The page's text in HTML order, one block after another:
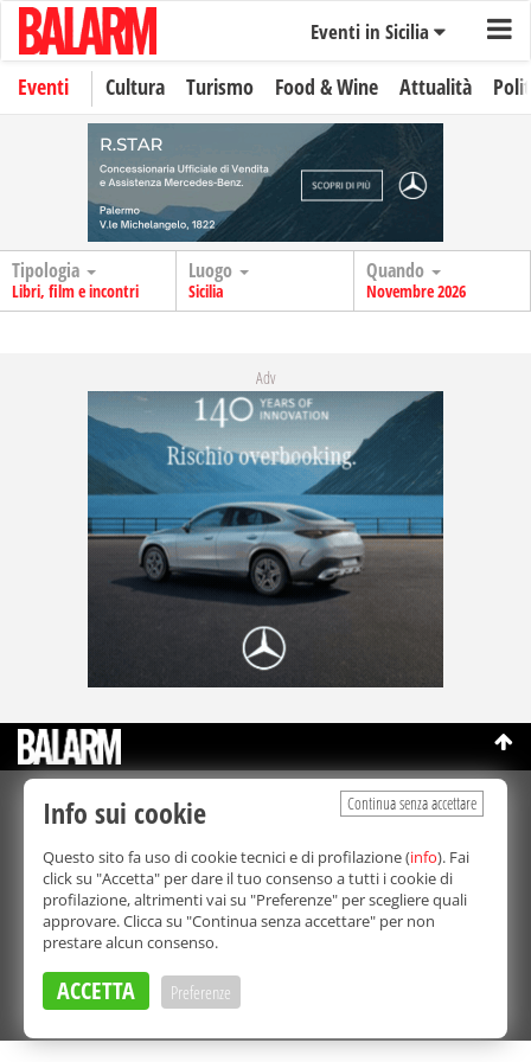
Eventi in Sicilia
Eventi Cultura Turismo Food & Wine Attualità
Tipologia
Libri, film e incontri
Luogo
Sicilia
Quando
Novembre 2026
Adv
©Copyright 2003-2026
Bmedia Srl
La riproduzione totale o parziale di tutti i contenuti, in qualunque
forma, su qualsiasi supporto è proibita.
Balarm.it è una testata giornalistica registrata. Autorizzazione del
Tribunale di Palermo n° 32 del 21/10/2003
Direttore responsabile:Fabio Ricotta
Privacy e Cookie Policy
Continua senza accettare
Info sui cookie
Questo sito fa uso di cookie tecnici e di profilazione (info). Fai
click su "Accetta" per dare il tuo consenso a tutti i cookie di
profilazione, altrimenti vai su "Preferenze" per scegliere quali
approvare. Clicca su "Continua senza accettare" per non
prestare alcun consenso.
ACCETTA Preferenze